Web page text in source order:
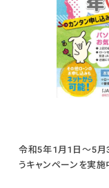
令和5年1月1日～5月
うキャンペーンを実施